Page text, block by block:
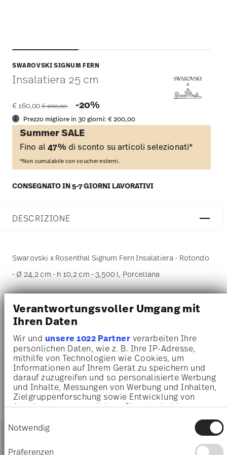
Verantwortungsvoller Umgang mit
Ihren Daten
Wir und unsere 1022 Partnerverarbeiten Ihre
persönlichen Daten, wie z. B. Ihre IP-Adresse,
mithilfe von Technologien wie Cookies, um
Informationen auf Ihrem Gerät zu speichern und
darauf zuzugreifen und so personalisierte Werbung
und Inhalte, Messungen von Werbung und Inhalten,
Zielgruppenforschung sowie Entwicklung von
Angeboten zu ermöglichen. Sie entscheiden
Sie können Ihre Einwilligung jederzeit über die
Cookie-Erklärung oder durch Klicken auf das
Privacy Trigger Symbol ändern oder widerrufen
Notwendig
Präferenzen
SWAROVSKI SIGNUM FERN
Insalatiera 25 cm
€ 160,00 Price reduced from
€ 200,00 -20%
Prezzo migliore in 30 giorni:€ 200,00
Summer SALE
Fino al47%di sconto su articoli selezionati*
*Non cumulabile con voucher esterni.
CONSEGNATO IN 5-7 GIORNI LAVORATIVI
DESCRIZIONE
Swarovski x Rosenthal Signum Fern Insalatiera - Rotondo
- Ø 24,2 cm - h 10,2 cm - 3,500 l, Porcellana
DETTAGLI
Swarovski x Rosenthal
Swarovski SIGNUM
Fern
Porcellana
Fern
10570-426349-13325
9009656343869
DE
DIMENSIONI
24,20 cm
24,20 cm
24,20 cm
10,20 cm
3.50 l
INFORMAZIONI SU CURA E
SICUREZZA
SPEDIZIONE E RESI
Footer
Services